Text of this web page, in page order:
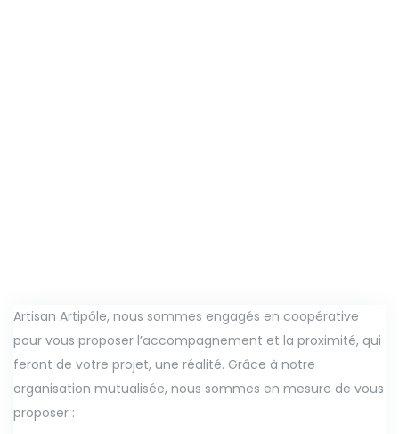
Artisan Artipôle, nous sommes engagés en coopérative
pour vous proposer l’accompagnement et la proximité, qui
feront de votre projet, une réalité. Grâce à notre
organisation mutualisée, nous sommes en mesure de vous
proposer :